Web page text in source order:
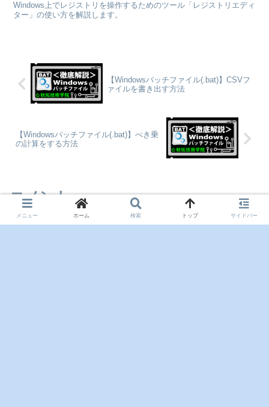
Windows上でレジストリを操作するためのツール「レジストリエディ
ター」の使い方を解説します。
【Windowsバッチファイル(.bat)】CSVフ
ァイルを書き出す方法
【Windowsバッチファイル(.bat)】べき乗
の計算をする方法
コメント
メニュー ホーム 検索 トップ サイドバー